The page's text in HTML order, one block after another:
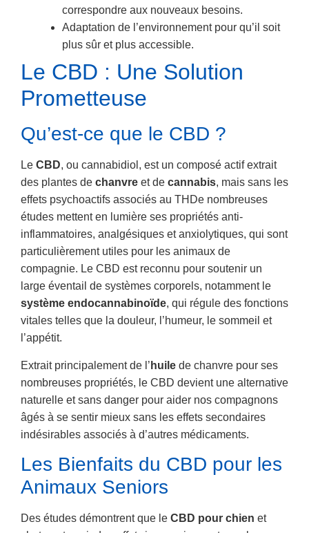
correspondre aux nouveaux besoins.
Adaptation de l’environnement pour qu’il soit
plus sûr et plus accessible.
Le CBD : Une Solution
Prometteuse
Qu’est-ce que le CBD ?
Le CBD, ou cannabidiol, est un composé actif extrait
des plantes de chanvre et de cannabis, mais sans les
effets psychoactifs associés au THDe nombreuses
études mettent en lumière ses propriétés anti-
inflammatoires, analgésiques et anxiolytiques, qui sont
particulièrement utiles pour les animaux de
compagnie. Le CBD est reconnu pour soutenir un
large éventail de systèmes corporels, notamment le
système endocannabinoïde, qui régule des fonctions
vitales telles que la douleur, l’humeur, le sommeil et
l’appétit.
Extrait principalement de l’ huile de chanvre pour ses
nombreuses propriétés, le CBD devient une alternative
naturelle et sans danger pour aider nos compagnons
âgés à se sentir mieux sans les effets secondaires
indésirables associés à d’autres médicaments.
Les Bienfaits du CBD pour les
Animaux Seniors
Des études démontrent que le CBD pour chien et